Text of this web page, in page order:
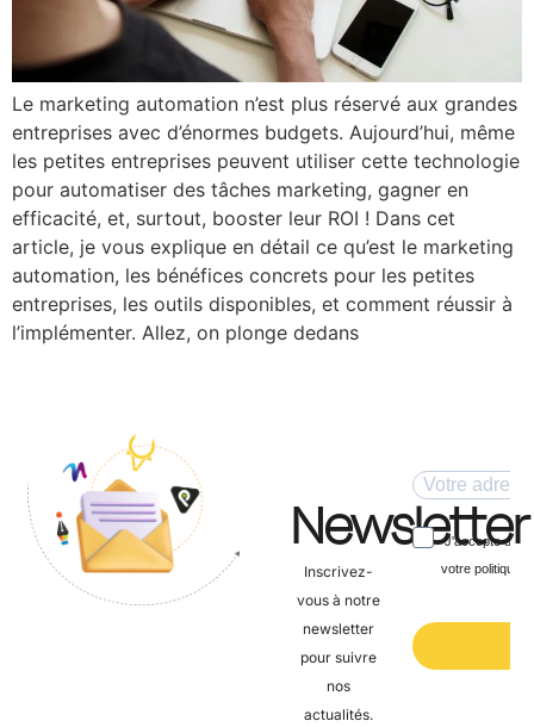
Le marketing automation n’est plus réservé aux grandes
entreprises avec d’énormes budgets. Aujourd’hui, même
les petites entreprises peuvent utiliser cette technologie
pour automatiser des tâches marketing, gagner en
efficacité, et, surtout, booster leur ROI ! Dans cet
article, je vous explique en détail ce qu’est le marketing
automation, les bénéfices concrets pour les petites
entreprises, les outils disponibles, et comment réussir à
l’implémenter. Allez, on plonge dedans
Newsletter
Inscrivez-
vous à notre
newsletter
pour suivre
nos
actualités.